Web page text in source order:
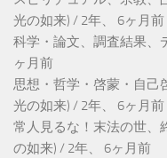
光の如来) / 2年、 6ヶ月前
科学・論文、調査結果、
ヶ月前
思想・哲学・啓蒙・自己
光の如来) / 2年、 6ヶ月前
常人見るな！末法の世、
の如来) / 2年、 6ヶ月前